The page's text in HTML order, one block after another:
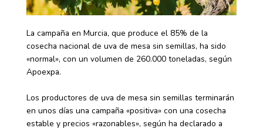
La campaña en Murcia, que produce el 85% de la
cosecha nacional de uva de mesa sin semillas, ha sido
«normal», con un volumen de 260.000 toneladas, según
Apoexpa.
Los productores de uva de mesa sin semillas terminarán
en unos días una campaña «positiva» con una cosecha
estable y precios «razonables», según ha declarado a